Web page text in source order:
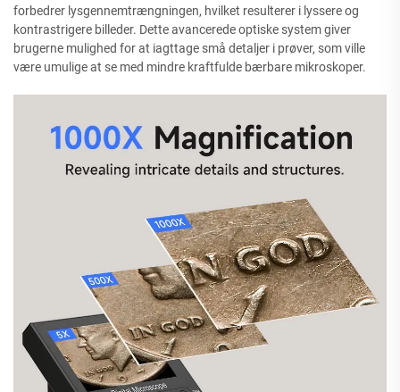
forbedrer lysgennemtrængningen, hvilket resulterer i lyssere og
kontrastrigere billeder. Dette avancerede optiske system giver
brugerne mulighed for at iagttage små detaljer i prøver, som ville
være umulige at se med mindre kraftfulde bærbare mikroskoper.